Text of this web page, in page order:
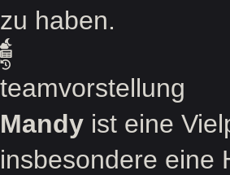
zu haben.
teamvorstellung
Mandy ist eine
insbesondere eine